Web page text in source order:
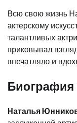
Всю свою жизнь
актерскому
талантливых
приковывал
впечатляло и
Биография
Наталья